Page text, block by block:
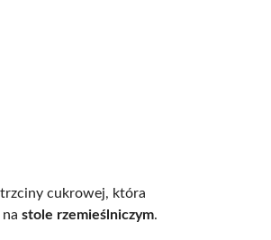
cukrowej, która
stole rzemieślniczym.